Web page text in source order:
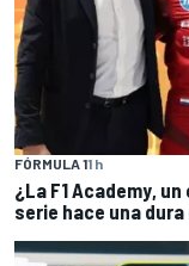
FÓRMULA 11 h
¿La F1 Academy,
serie hace una